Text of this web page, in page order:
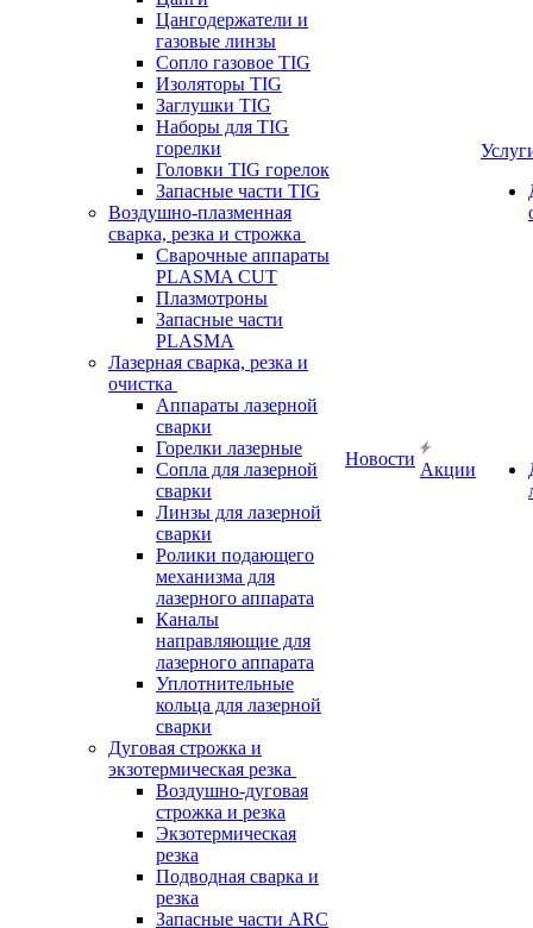
Цангодержатели и
газовые линзы
Сопло газовое TIG
Изоляторы TIG
Заглушки TIG
Наборы для TIG
горелки
Головки TIG горелок
Запасные части TIG
Воздушно-плазменная
сварка, резка и строжка
Сварочные аппараты
PLASMA CUT
Плазмотроны
Запасные части
PLASMA
Лазерная сварка, резка и
очистка
Аппараты лазерной
сварки
Горелки лазерные
Сопла для лазерной
сварки
Линзы для лазерной
сварки
Ролики подающего
механизма для
лазерного аппарата
Каналы
направляющие для
лазерного аппарата
Уплотнительные
кольца для лазерной
сварки
Дуговая строжка и
экзотермическая резка
Воздушно-дуговая
строжка и резка
Экзотермическая
резка
Подводная сварка и
резка
Запасные части ARC
Новости
Акции